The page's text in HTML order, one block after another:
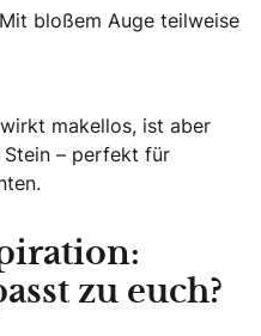
bloßem Auge teilweise
makellos, ist aber
– perfekt für
zu euch?